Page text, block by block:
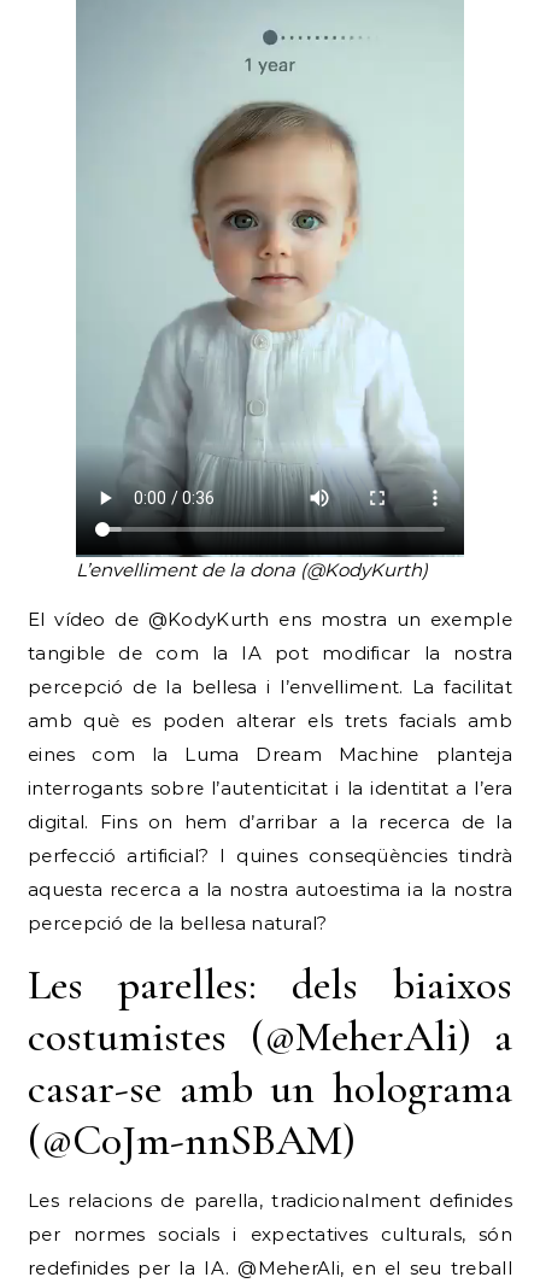
L’envelliment de la dona (@KodyKurth)
El vídeo de @KodyKurth ens mostra un exemple
tangible de com la IA pot modificar la nostra
percepció de la bellesa i l’envelliment. La facilitat
amb què es poden alterar els trets facials amb
eines com la Luma Dream Machine planteja
interrogants sobre l’autenticitat i la identitat a l’era
digital. Fins on hem d’arribar a la recerca de la
perfecció artificial? I quines conseqüències tindrà
aquesta recerca a la nostra autoestima ia la nostra
percepció de la bellesa natural?
Les parelles: dels biaixos
costumistes (@MeherAli) a
casar-se amb un holograma
(@C0Jm-nnSBAM)
Les relacions de parella, tradicionalment definides
per normes socials i expectatives culturals, són
redefinides per la IA. @MeherAli, en el seu treball